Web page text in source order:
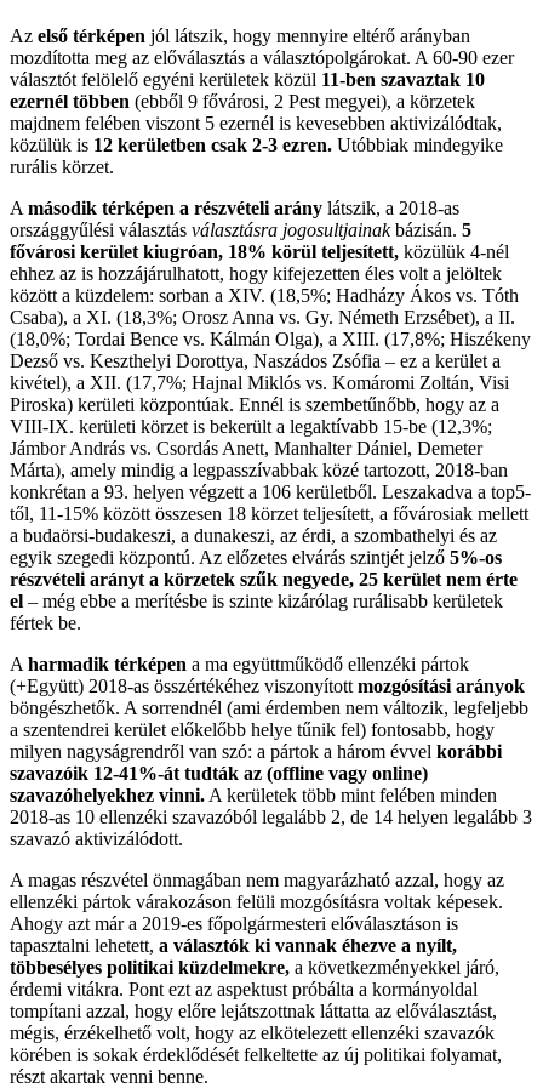
Az első térképen jól látszik, hogy mennyire eltérő arányban
mozdította meg az előválasztás a választópolgárokat. A 60-90 ezer
választót felölelő egyéni kerületek közül 11-ben szavaztak 10
ezernél többen (ebből 9 fővárosi, 2 Pest megyei), a körzetek
majdnem felében viszont 5 ezernél is kevesebben aktivizálódtak,
közülük is 12 kerületben csak 2-3 ezren. Utóbbiak mindegyike
rurális körzet.
A második térképen a részvételi arány látszik, a 2018-as
országgyűlési választás választásra jogosultjainakbázisán. 5
fővárosi kerület kiugróan, 18% körül teljesített, közülük 4-nél
ehhez az is hozzájárulhatott, hogy kifejezetten éles volt a jelöltek
között a küzdelem: sorban a XIV. (18,5%; Hadházy Ákos vs. Tóth
Csaba), a XI. (18,3%; Orosz Anna vs. Gy. Németh Erzsébet), a II.
(18,0%; Tordai Bence vs. Kálmán Olga), a XIII. (17,8%; Hiszékeny
Dezső vs. Keszthelyi Dorottya, Naszádos Zsófia – ez a kerület a
kivétel), a XII. (17,7%; Hajnal Miklós vs. Komáromi Zoltán, Visi
Piroska) kerületi központúak. Ennél is szembetűnőbb, hogy az a
VIII-IX. kerületi körzet is bekerült a legaktívabb 15-be (12,3%;
Jámbor András vs. Csordás Anett, Manhalter Dániel, Demeter
Márta), amely mindig a legpasszívabbak közé tartozott, 2018-ban
konkrétan a 93. helyen végzett a 106 kerületből. Leszakadva a top5-
től, 11-15% között összesen 18 körzet teljesített, a fővárosiak mellett
a budaörsi-budakeszi, a dunakeszi, az érdi, a szombathelyi és az
egyik szegedi központú. Az előzetes elvárás szintjét jelző 5%-os
részvételi arányt a körzetek szűk negyede, 25 kerület nem érte
el – még ebbe a merítésbe is szinte kizárólag rurálisabb kerületek
fértek be.
A harmadik térképen a ma együttműködő ellenzéki pártok
(+Együtt) 2018-as összértékéhez viszonyított mozgósítási arányok
böngészhetők. A sorrendnél (ami érdemben nem változik, legfeljebb
a szentendrei kerület előkelőbb helye tűnik fel) fontosabb, hogy
milyen nagyságrendről van szó: a pártok a három évvel korábbi
szavazóik 12-41%-át tudták az (offline vagy online)
szavazóhelyekhez vinni. A kerületek több mint felében minden
2018-as 10 ellenzéki szavazóból legalább 2, de 14 helyen legalább 3
szavazó aktivizálódott.
A magas részvétel önmagában nem magyarázható azzal, hogy az
ellenzéki pártok várakozáson felüli mozgósításra voltak képesek.
Ahogy azt már a 2019-es főpolgármesteri előválasztáson is
tapasztalni lehetett, a választók ki vannak éhezve a nyílt,
többesélyes politikai küzdelmekre, a következményekkel járó,
érdemi vitákra. Pont ezt az aspektust próbálta a kormányoldal
tompítani azzal, hogy előre lejátszottnak láttatta az előválasztást,
mégis, érzékelhető volt, hogy az elkötelezett ellenzéki szavazók
körében is sokak érdeklődését felkeltette az új politikai folyamat,
részt akartak venni benne.